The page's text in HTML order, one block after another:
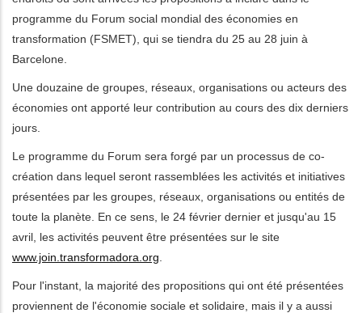
programme du Forum social mondial des économies en
transformation (FSMET), qui se tiendra du 25 au 28 juin à
Barcelone.
Une douzaine de groupes, réseaux, organisations ou acteurs des
économies ont apporté leur contribution au cours des dix derniers
jours.
Le programme du Forum sera forgé par un processus de co-
création dans lequel seront rassemblées les activités et initiatives
présentées par les groupes, réseaux, organisations ou entités de
toute la planète. En ce sens, le 24 février dernier et jusqu'au 15
avril, les activités peuvent être présentées sur le site
www.join.transformadora.org
Pour l'instant, la majorité des propositions qui ont été présentées
proviennent de l'économie sociale et solidaire, mais il y a aussi